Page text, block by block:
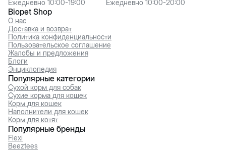
Biopet Shop
О нас
Доставка и возврат
Политика конфиденциальности
Пользовательское соглашение
Жалобы и предложения
Блоги
Энциклопедия
Ежедневно 10:00-19:00
Ежедневно 10:00-20:00
Популярные категории
Сухой корм для собак
Сухие корма для кошек
Корм для кошек
Наполнители для кошек
Корм для котят
Популярные бренды
Flexi
Beeztees